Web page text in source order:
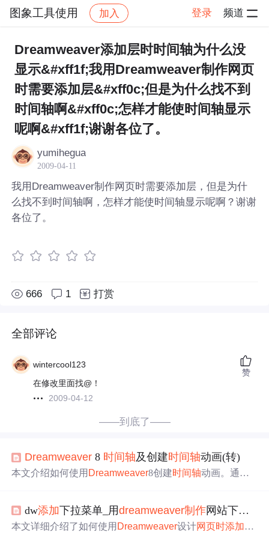
图象工具使用 加入 登录 频道
图象工具使用 帖子详情
Dreamweaver添加层时时间轴为什么没
显示&#xff1f;我用Dreamweaver制作网页
时需要添加层&#xff0c;但是为什么找不到
时间轴啊&#xff0c;怎样才能使时间轴显示
呢啊&#xff1f;谢谢各位了。
yumihegua
2009-04-11
我用Dreamweaver制作网页时需要添加层，但是为什
么找不到时间轴啊，怎样才能使时间轴显示呢啊？谢谢
各位了。
666 1 打赏
全部评论
wintercool123
在修改里面找@！
2009-04-12
赞
——到底了——
Dreamweaver 8 时间轴及创建时间轴动画(转)
本文介绍如何使用 Dreamweaver8创建时间轴动画。通过
dw添加下拉菜单_用dreamweaver制作网站下拉菜单的实现教程
本文详细介绍了如何使用 Dreamweaver设计网页时添加下